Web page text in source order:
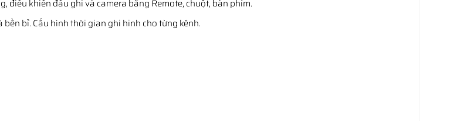
điều khiển đầu ghi và camera bằng Remote, chuột, bàn phím.
bỉ. Cấu hình thời gian ghi hinh cho từng kênh.